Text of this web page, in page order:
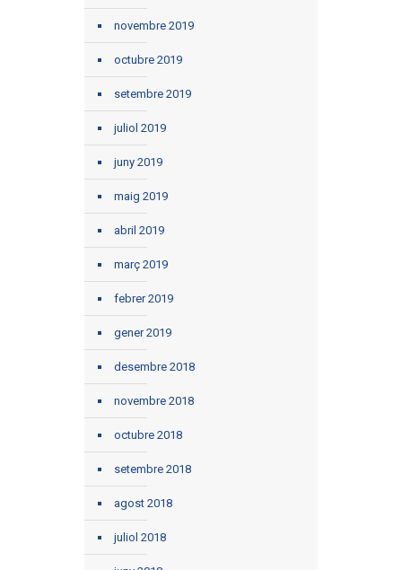
novembre 2019
octubre 2019
setembre 2019
juliol 2019
juny 2019
maig 2019
abril 2019
març 2019
febrer 2019
gener 2019
desembre 2018
novembre 2018
octubre 2018
setembre 2018
agost 2018
juliol 2018